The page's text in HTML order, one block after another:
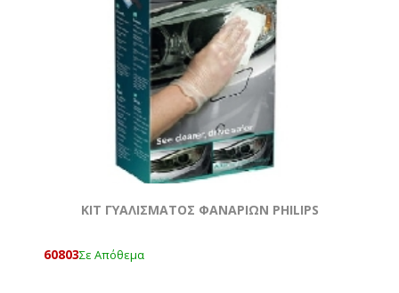
KIT ΓΥΑΛΙΣΜΑΤΟΣ ΦΑΝΑΡΙΩΝ PHILIPS
60803Σε Απόθεμα